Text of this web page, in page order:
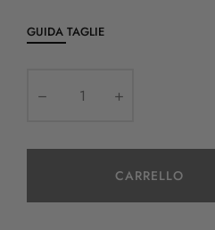
GUIDA TAGLIE
CARRELLO